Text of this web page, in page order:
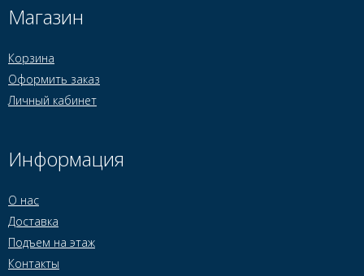
Магазин
Корзина
Оформить заказ
Личный кабинет
Информация
О нас
Доставка
Подъем на этаж
Контакты